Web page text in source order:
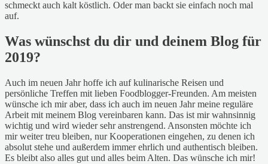
schmeckt auch kalt köstlich. Oder man backt sie einfach noch mal
auf.
Was wünschst du dir und deinem Blog für
2019?
Auch im neuen Jahr hoffe ich auf kulinarische Reisen und
persönliche Treffen mit lieben Foodblogger-Freunden. Am meisten
wünsche ich mir aber, dass ich auch im neuen Jahr meine reguläre
Arbeit mit meinem Blog vereinbaren kann. Das ist mir wahnsinnig
wichtig und wird wieder sehr anstrengend. Ansonsten möchte ich
mir weiter treu bleiben, nur Kooperationen eingehen, zu denen ich
absolut stehe und außerdem immer ehrlich und authentisch bleiben.
Es bleibt also alles gut und alles beim Alten. Das wünsche ich mir!